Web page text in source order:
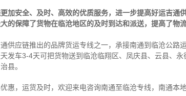
加安全、及时、高效的优质服务，进一步提高好运吉通
的保障了货物在临沧地区的及时到达和派送，提高了物流
供应链推出的品牌货运专线之一， 承接南通到临沧公路
发车3-4天可把货物送到临沧临翔区、凤庆县、云县、
县。
惠，运货及时，欢迎来电咨询南通至临沧专线，南通本